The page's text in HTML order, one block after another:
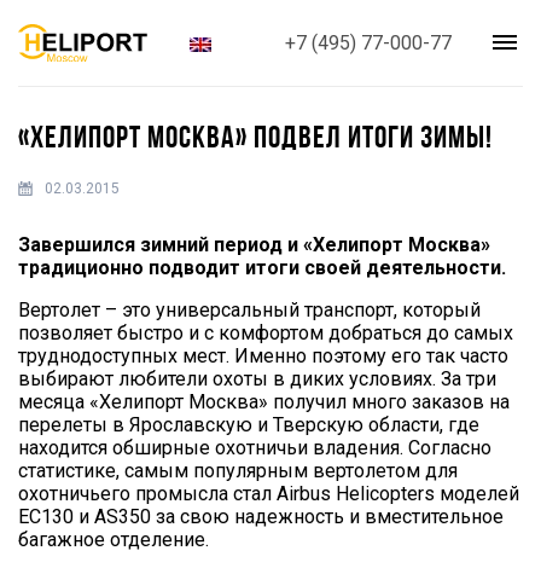
+7 (495) 77-000-77
«ХЕЛИПОРТ МОСКВА» ПОДВЕЛ ИТОГИ ЗИМЫ!
02.03.2015
Завершился зимний период и «Хелипорт Москва»
традиционно подводит итоги своей деятельности.
Вертолет – это универсальный транспорт, который
позволяет быстро и с комфортом добраться до самых
труднодоступных мест. Именно поэтому его так часто
выбирают любители охоты в диких условиях. За три
месяца «Хелипорт Москва» получил много заказов на
перелеты в Ярославскую и Тверскую области, где
находится обширные охотничьи владения. Согласно
статистике, самым популярным вертолетом для
охотничьего промысла стал Airbus Helicopters моделей
ЕС130 и AS350 за свою надежность и вместительное
багажное отделение.